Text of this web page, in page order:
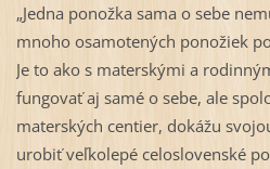
„Jedna ponožka sama o sebe
mnoho osamotených ponožiek
Je to ako s materskými a
fungovať aj samé o sebe, ale
materských centier, dokážu
urobiť veľkolepé celoslovenské